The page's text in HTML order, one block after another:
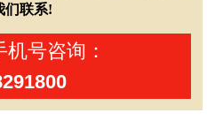
们联系!
号咨询：